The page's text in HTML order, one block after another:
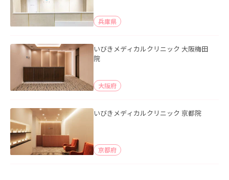
兵庫県
いびきメディカルクリニック 大阪梅田
院
大阪府
いびきメディカルクリニック 京都院
京都府